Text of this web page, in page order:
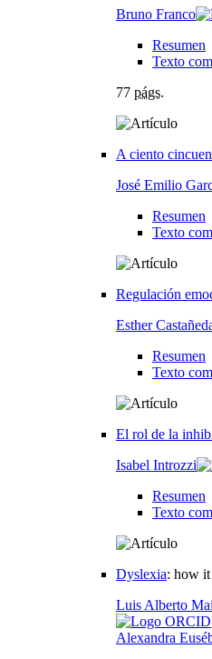
Bruno Franco
Resumen
Texto
77 págs.
A ciento
José Emilio
Resumen
Texto
Regulación
Esther
Resumen
Texto
El rol de la
Isabel Introzzi
Resumen
Texto
Dyslexia: how it
Luis Alberto
Alexandra